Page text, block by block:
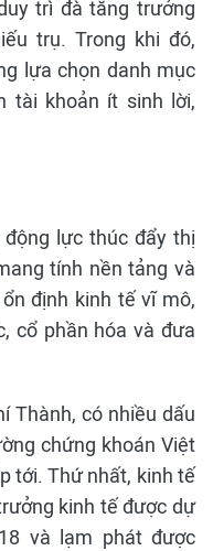
trì đà tăng trưởng
trụ. Trong khi đó,
lựa chọn danh mục
tài khoản ít sinh lời,
lực thúc đẩy thị
tính nền tảng và
định kinh tế vĩ mô,
cổ phần hóa và đưa
Thành, có nhiều dấu
chứng khoán Việt
tới. Thứ nhất, kinh tế
kinh tế được dự
và lạm phát được